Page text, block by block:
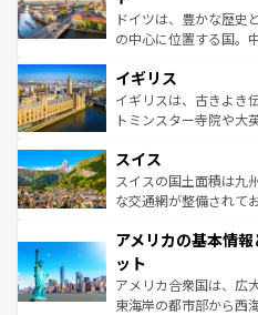
ンテンツ一覧 を参照し
から魅了する。また、
れ、フランス料理はユ
香り高いラベンダー畑
らに、パリ以外の地域
も豊かな歴史と文化が
を参照してほしい。
ドイツは、豊かな歴史
の中心に位置する国。
顔を持つこの国は、ど
ルリンの文化的活気、
してライン川沿いのワ
は、お酒好きな人にはぜひ体
ドイツ情報はコンテン
イギリス
イギリスは、古きよき
トミンスター寺院や大
リアごとに異なる魅力
ティー、ビール好きに
戦など、本場だからこ
ンツ一覧を参照してほ
スイス
スイスの国土面積は九
な交通網が整備されて
の建物がそのまま残る
博物館もあり、アルプ
ことができる。国民の
者向けの交通パス提供
アメリカの基本情
ット
アメリカ合衆国は、広
東海岸の都市部から西